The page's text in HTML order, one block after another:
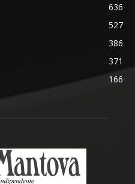
636
527
386
371
166